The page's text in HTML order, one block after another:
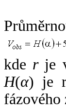
kde rje
H(α) je
fázového